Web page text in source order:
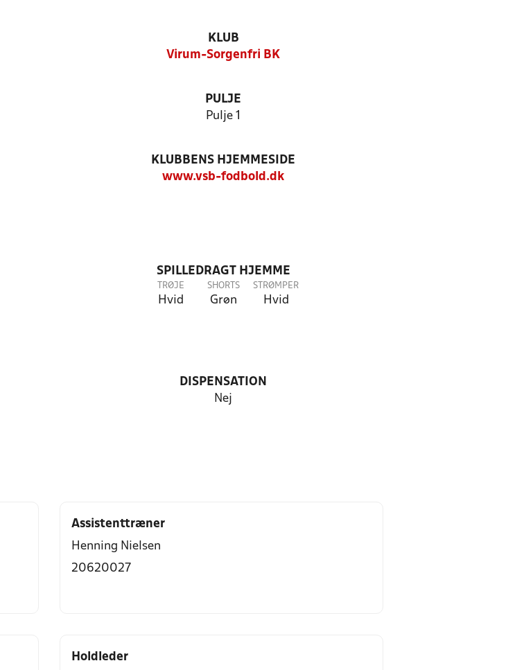
KLUB
Virum-Sorgenfri BK
PULJE
Pulje 1
KLUBBENS HJEMMESIDE
www.vsb-fodbold.dk
SPILLEDRAGT HJEMME
TRØJE
Hvid
SHORTS
Grøn
STRØMPER
Hvid
DISPENSATION
Nej
Assistenttræner
Henning Nielsen
20620027
Holdleder